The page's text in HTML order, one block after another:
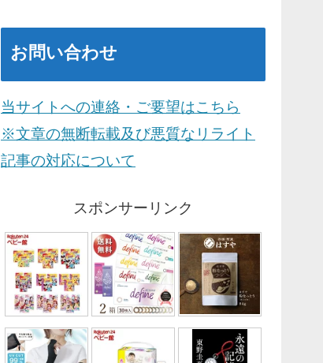
お問い合わせ
当サイトへの連絡・ご要望はこちら
※文章の無断転載及び悪質なリライト
記事の対応について
スポンサーリンク